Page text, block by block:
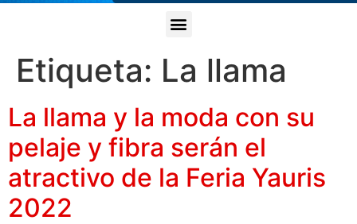
Etiqueta: La llama
La llama y la moda con su
pelaje y fibra serán el
atractivo de la Feria Yauris
2022